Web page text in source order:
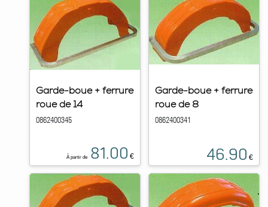
Garde-boue + ferrure
roue de 14
0862400345
À partir de 81.00 €
Garde-boue + ferrure
roue de 8
0862400341
46.90 €